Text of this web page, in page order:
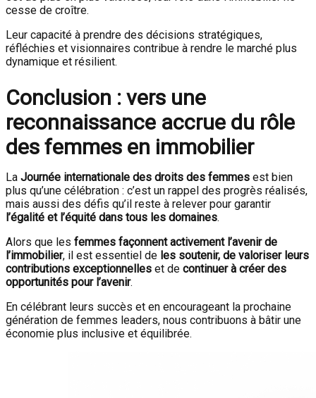
cesse de croître.
Leur capacité à prendre des décisions stratégiques,
réfléchies et visionnaires contribue à rendre le marché plus
dynamique et résilient.
Conclusion : vers une
reconnaissance accrue du rôle
des femmes en immobilier
La Journée internationale des droits des femmes est bien
plus qu’une célébration : c’est un rappel des progrès réalisés,
mais aussi des défis qu’il reste à relever pour garantir
l’égalité et l’équité dans tous les domaines.
Alors que les femmes façonnent activement l’avenir de
l’immobilier, il est essentiel de les soutenir, de valoriser leurs
contributions exceptionnelles et de continuer à créer des
opportunités pour l’avenir.
En célébrant leurs succès et en encourageant la prochaine
génération de femmes leaders, nous contribuons à bâtir une
économie plus inclusive et équilibrée.